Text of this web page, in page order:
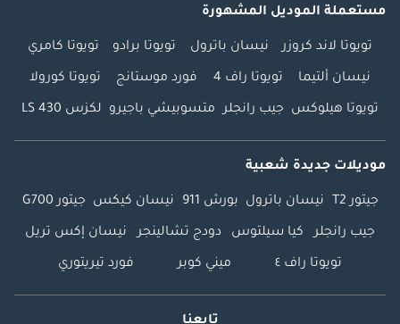
مستعملة الموديل المشهورة
تويوتا لاند كروزر نيسان باترول تويوتا برادو تويوتا كامري
نيسان ألتيما تويوتا راف 4 فورد موستانج تويوتا كورولا
تويوتا هيلوكس جيب رانجلر متسوبيشي باجيرو لكزس LS 430
موديلات جديدة شعبية
جيتور T2 نيسان باترول بورش 911 نيسان كيكس جيتور G700
جيب رانجلر كيا سيلتوس دودج تشالينجر نيسان إكس تريل
تويوتا راف ٤ ميني كوبر فورد تيريتوري
تابعنا